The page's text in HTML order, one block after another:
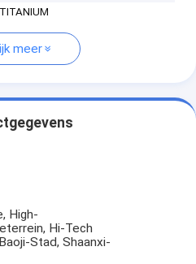
meer
High-
Hi-Tech
Stad, Shaanxi-